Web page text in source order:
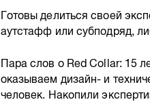
Готовы делиться своей
аутстафф или субподряд,
Пара слов о Red Collar: 15
оказываем дизайн- и
человек. Накопили